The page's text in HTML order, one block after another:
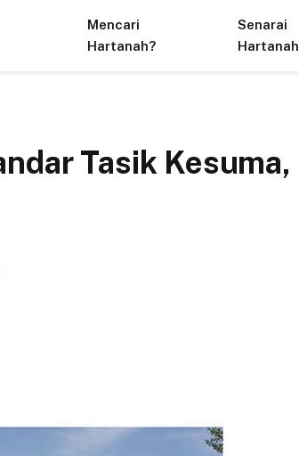
Mencari
Hartanah?
Senarai
Hartanah
Tasik Kesuma,